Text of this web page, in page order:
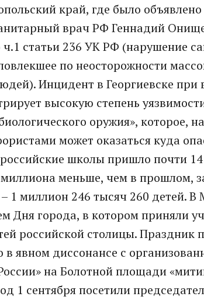
край, где было
врач РФ Геннадий
статьи 236 УК РФ (нарушение
по неосторожности
Инцидент в Георгиевске при
высокую степень
оружия», которое,
может оказаться куда
школы пришло почти
меньше, чем в прошлом,
1 миллион 246 тысяч 260 детей. В
Дня города, в котором приняли
российской столицы. Праздник
в явном диссонансе с
на Болотной площади
1 сентября посетили